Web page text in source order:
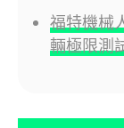
福特機械
輛極限測